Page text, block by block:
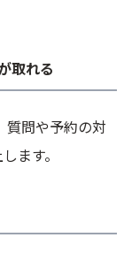
取れる
質問や予約の対
ます。